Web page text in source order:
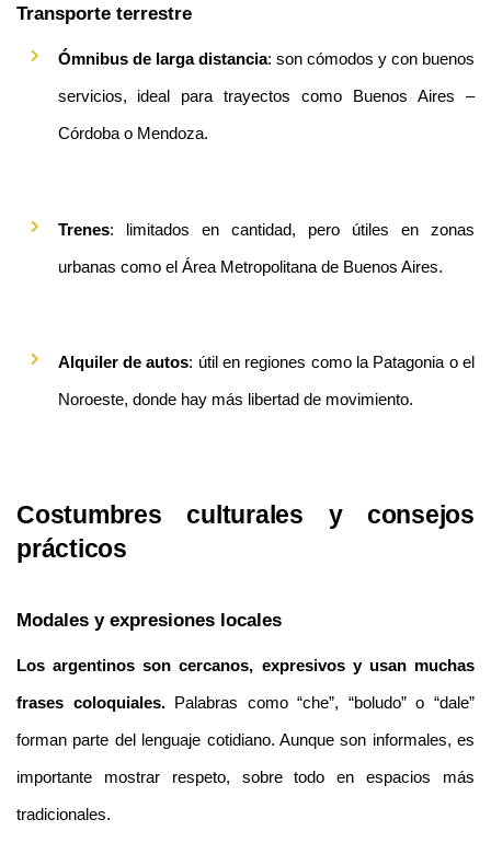
Transporte terrestre
Ómnibus de larga distancia: son cómodos y con buenos
servicios, ideal para trayectos como Buenos Aires –
Córdoba o Mendoza.
Trenes: limitados en cantidad, pero útiles en zonas
urbanas como el Área Metropolitana de Buenos Aires.
Alquiler de autos: útil en regiones como la Patagonia o el
Noroeste, donde hay más libertad de movimiento.
Costumbres culturales y consejos
prácticos
Modales y expresiones locales
Los argentinos son cercanos, expresivos y usan muchas
frases coloquiales. Palabras como “che”, “boludo” o “dale”
forman parte del lenguaje cotidiano. Aunque son informales, es
importante mostrar respeto, sobre todo en espacios más
tradicionales.